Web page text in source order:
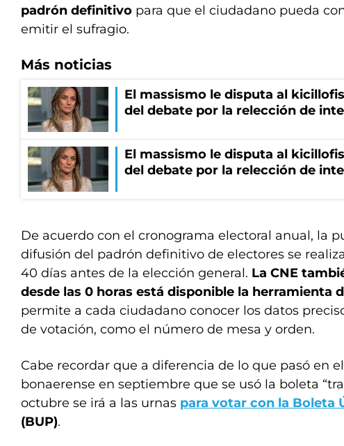
padrón definitivo para que el ciudadano pueda
emitir el sufragio.
Más noticias
El massismo le disputa al
del debate por la relección de
El massismo le disputa al
del debate por la relección de
De acuerdo con el cronograma electoral anual, la
difusión del padrón definitivo de electores se
40 días antes de la elección general. La CNE
desde las 0 horas está disponible la herramienta
permite a cada ciudadano conocer los datos
de votación, como el número de mesa y orden.
Cabe recordar que a diferencia de lo que pasó en
bonaerense en septiembre que se usó la boleta
octubre se irá a las urnas para votar con la Boleta
(BUP).